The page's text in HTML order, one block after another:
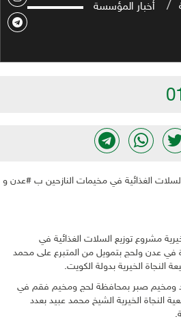
أخبار المؤسسة
مشروع توزيع السلات الغذائية في
في عدن ولحج بتمويل من المتبرع على محمد
الخيرية بدولة الكويت.
ومخيم صبر بمحافظة لحج ومخيم فقم في
النجاة الخيرية الشيخ محمد عبيد بعدد